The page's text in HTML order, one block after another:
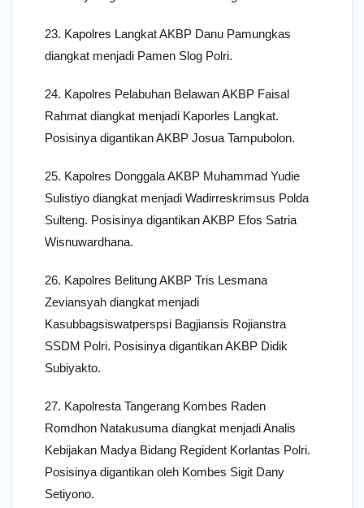
23. Kapolres Langkat AKBP Danu Pamungkas
diangkat menjadi Pamen Slog Polri.
24. Kapolres Pelabuhan Belawan AKBP Faisal
Rahmat diangkat menjadi Kaporles Langkat.
Posisinya digantikan AKBP Josua Tampubolon.
25. Kapolres Donggala AKBP Muhammad Yudie
Sulistiyo diangkat menjadi Wadirreskrimsus Polda
Sulteng. Posisinya digantikan AKBP Efos Satria
Wisnuwardhana.
26. Kapolres Belitung AKBP Tris Lesmana
Zeviansyah diangkat menjadi
Kasubbagsiswatperspsi Bagjiansis Rojianstra
SSDM Polri. Posisinya digantikan AKBP Didik
Subiyakto.
27. Kapolresta Tangerang Kombes Raden
Romdhon Natakusuma diangkat menjadi Analis
Kebijakan Madya Bidang Regident Korlantas Polri.
Posisinya digantikan oleh Kombes Sigit Dany
Setiyono.